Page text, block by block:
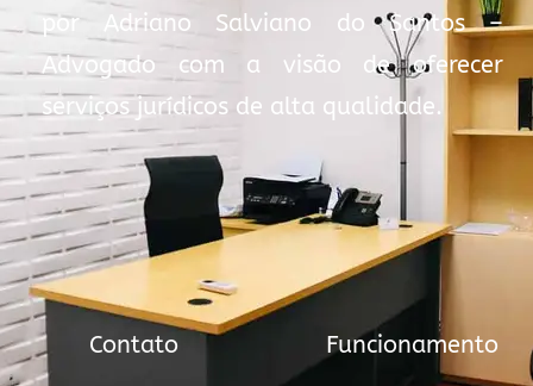
por Adriano Salviano do Santos –
Advogado com a visão de oferecer
serviços jurídicos de alta qualidade.
Contato Funcionamento